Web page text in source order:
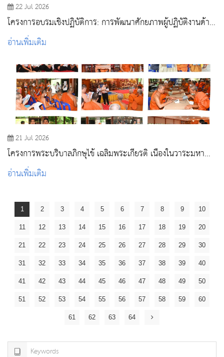
22 Jul 2026
โครงการอบรมเชิงปฏิบัติการ: การพัฒนาศักยภาพผู้ปฏิบัติงานด้าน
วัคซีนและภูมิคุ้มกันโรค
อ่านเพิ่มเติม
21 Jul 2026
โครงการพระบริบาลภิกษุไข้ เฉลิมพระเกียรติ เนื่องในวาระมหา
มงคล 99 พรรษา สมเด็จพระอริยวงศาคตญาณ สมเด็จพระ
สังฆราช สกลมหาสังฆปริณายก ณ สำนักปฏิบัติธรรมสิริธรรมมุนี
อ่านเพิ่มเติม
1 2 3 4 5 6 7 8 9 10
11 12 13 14 15 16 17 18 19 20
21 22 23 24 25 26 27 28 29 30
31 32 33 34 35 36 37 38 39 40
41 42 43 44 45 46 47 48 49 50
51 52 53 54 55 56 57 58 59 60
61 62 63 64